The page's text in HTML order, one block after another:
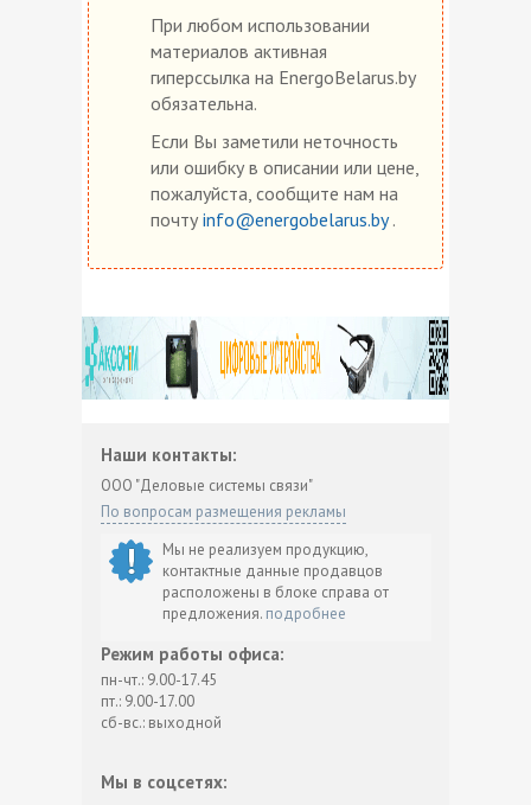
При любом использовании
материалов активная
гиперссылка на EnergoBelarus.by
обязательна.
Если Вы заметили неточность
или ошибку в описании или цене,
пожалуйста, сообщите нам на
почту info@energobelarus.by.
Наши контакты:
ООО "Деловые системы связи"
По вопросам размещения рекламы
Мы не реализуем продукцию,
контактные данные продавцов
расположены в блоке справа от
предложения. подробнее
Режим работы офиса:
пн-чт.: 9.00-17.45
пт.: 9.00-17.00
сб-вс.: выходной
Мы в соцсетях: